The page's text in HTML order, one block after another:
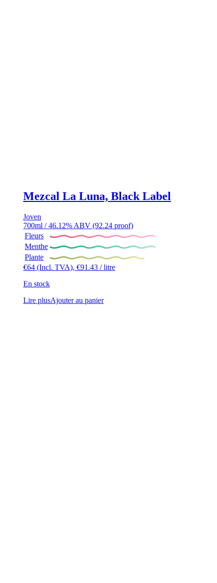
Mezcal La Luna, Black Label
Joven
700ml / 46.12% ABV (92.24 proof)
Fleurs
Menthe
Plante
€64 (Incl. TVA), €91.43 / litre
En stock
Lire plusAjouter au panier